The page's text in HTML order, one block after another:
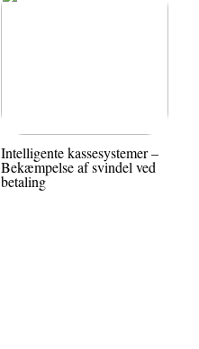
Intelligente kassesystemer –
Bekæmpelse af svindel ved
betaling